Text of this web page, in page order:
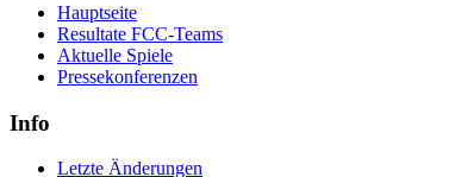
Hauptseite
Resultate FCC-Teams
Aktuelle Spiele
Pressekonferenzen
Info
Letzte Änderungen